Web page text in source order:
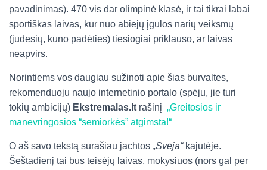
pavadinimas). 470 vis dar olimpinė klasė, ir tai tikrai labai
sportiškas laivas, kur nuo abiejų įgulos narių veiksmų
(judesių, kūno padėties) tiesiogiai priklauso, ar laivas
neapvirs.
Norintiems vos daugiau sužinoti apie šias burvaltes,
rekomenduoju naujo internetinio portalo (spėju, jie turi
tokių ambicijų) Ekstremalas.lt rašinį „Greitosios ir
manevringosios “semiorkės” atgimsta!“
O aš savo tekstą surašiau jachtos „Svėja“kajutėje.
Šeštadienį tai bus teisėjų laivas, mokysiuos (nors gal per